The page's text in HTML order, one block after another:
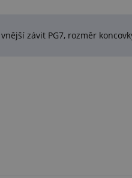
závit PG7, rozměr